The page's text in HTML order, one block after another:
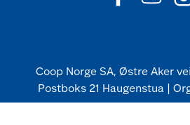
Coop Norge SA, Østre Aker
Postboks 21 Haugenstua |